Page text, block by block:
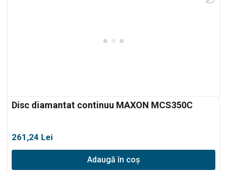
Disc diamantat continuu MAXON MCS350C
261,24 Lei
Adaugă în coș